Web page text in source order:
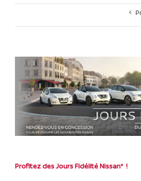
Profitez des Jours Fidélité Nissan* !